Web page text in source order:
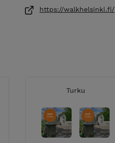
https://walkhelsinki.fi/
Turku